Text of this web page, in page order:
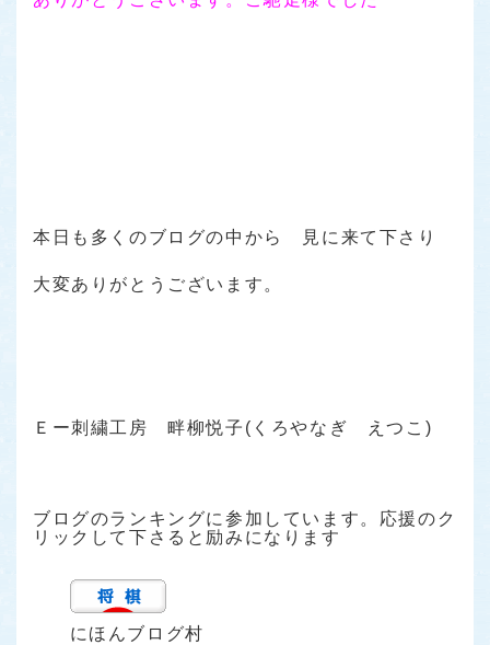
本日も多くのブログの中から 見に来て下さり
大変ありがとうございます。
Ｅー刺繍工房 畔柳悦子(くろやなぎ えつこ)
ブログのランキングに参加しています。応援のク
リックして下さると励みになります
にほんブログ村